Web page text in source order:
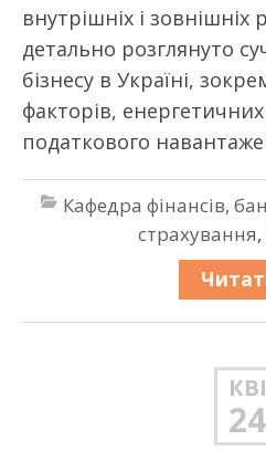
внутрішніх і зовнішніх
детально розглянуто
бізнесу в Україні,
факторів,
податкового
Кафедра фінансів,
страхування,
КВІ
24